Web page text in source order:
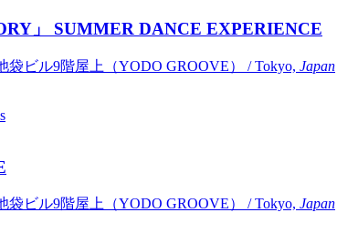
」 SUMMER DANCE EXPERIENCE
袋ビル9階屋上（YODO GROOVE） / Tokyo, Japan
袋ビル9階屋上（YODO GROOVE） / Tokyo, Japan